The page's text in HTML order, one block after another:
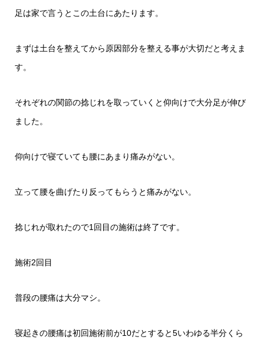
足は家で言うとこの土台にあたります。
まずは土台を整えてから原因部分を整える事が大切だと考えま
す。
それぞれの関節の捻じれを取っていくと仰向けで大分足が伸び
ました。
仰向けで寝ていても腰にあまり痛みがない。
立って腰を曲げたり反ってもらうと痛みがない。
捻じれが取れたので1回目の施術は終了です。
施術2回目
普段の腰痛は大分マシ。
寝起きの腰痛は初回施術前が10だとすると5いわゆる半分くら